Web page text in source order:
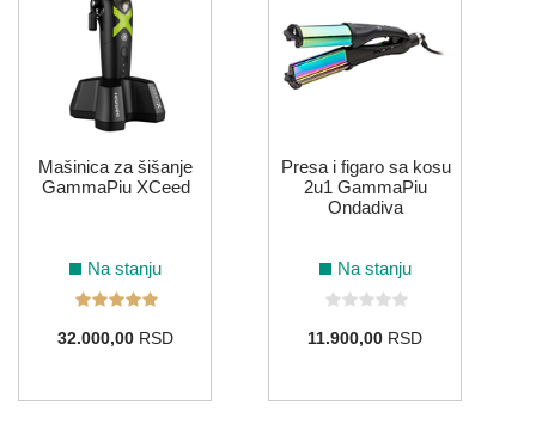
Mašinica za šišanje
GammaPiu XCeed
Na stanju
32.000,00RSD
Presa i figaro sa kosu
2u1 GammaPiu
Ondadiva
Na stanju
11.900,00 RSD